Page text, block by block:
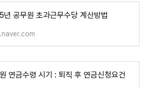
공무원 초과근무수당 계산방법
연금수령 시기 : 퇴직 후 연금신청요건